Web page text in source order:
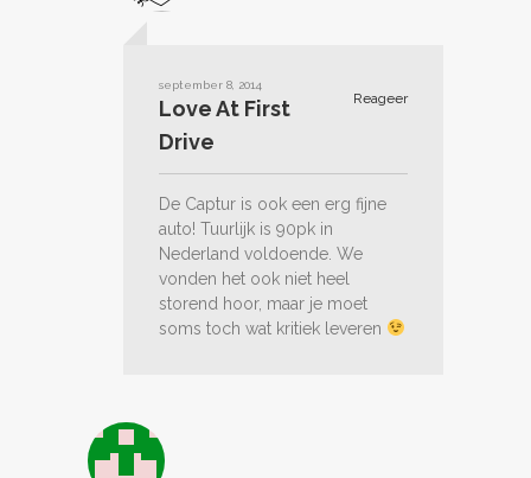
september 8, 2014
Reageer
Love At First
Drive
De Captur is ook een erg fijne
auto! Tuurlijk is 90pk in
Nederland voldoende. We
vonden het ook niet heel
storend hoor, maar je moet
soms toch wat kritiek leveren